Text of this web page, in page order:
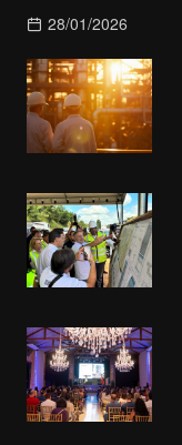
28/01/2026